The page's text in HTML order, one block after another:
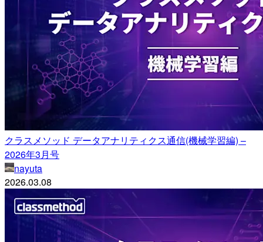
クラスメソッド データアナリティクス通信(機械学習編) –
2026年3月号
nayuta
2026.03.08